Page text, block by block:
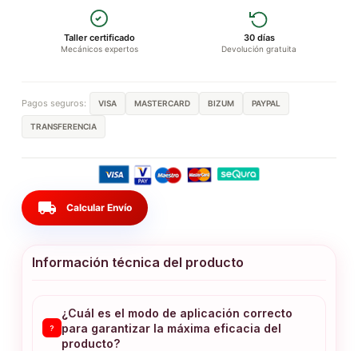
Taller certificado
Mecánicos expertos
30 días
Devolución gratuita
Pagos seguros: VISA MASTERCARD BIZUM PAYPAL
TRANSFERENCIA
local_shipping Calcular Envío
Información técnica del producto
?
¿Cuál es el modo de aplicación correcto
para garantizar la máxima eficacia del
producto?